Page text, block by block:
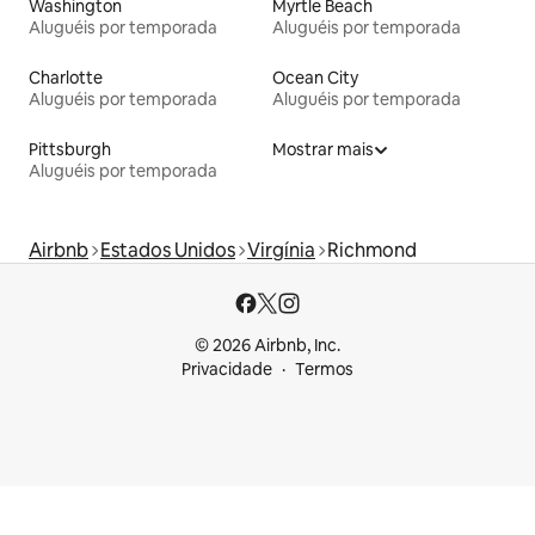
Washington
Aluguéis por temporada
Myrtle Beach
Aluguéis por temporada
Charlotte
Aluguéis por temporada
Ocean City
Aluguéis por temporada
Pittsburgh
Aluguéis por temporada
Mostrar mais
Airbnb Estados Unidos Virgínia Richmond
© 2026 Airbnb, Inc.
Privacidade
Termos